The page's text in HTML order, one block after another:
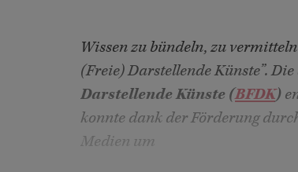
Wissen zu bündeln, zu
(Freie) Darstellende Künste”.
Darstellende Künste (BFDK)
konnte dank der Förderung
Medien um